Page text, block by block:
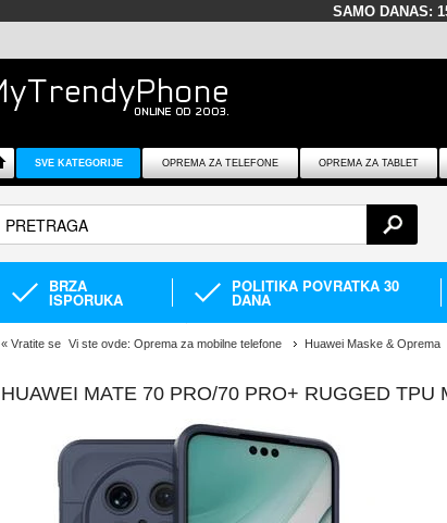
SAMO DANAS:
SVE KATEGORIJE OPREMA ZA TELEFONE OPREMA ZA TABLET
BRZA
ISPORUKA
POLITIKA POVRATKA 30
DANA
« Vratite se Vi ste ovde: Oprema za mobilne telefone Huawei Maske & Oprema
HUAWEI MATE 70 PRO/70 PRO+ RUGGED TPU